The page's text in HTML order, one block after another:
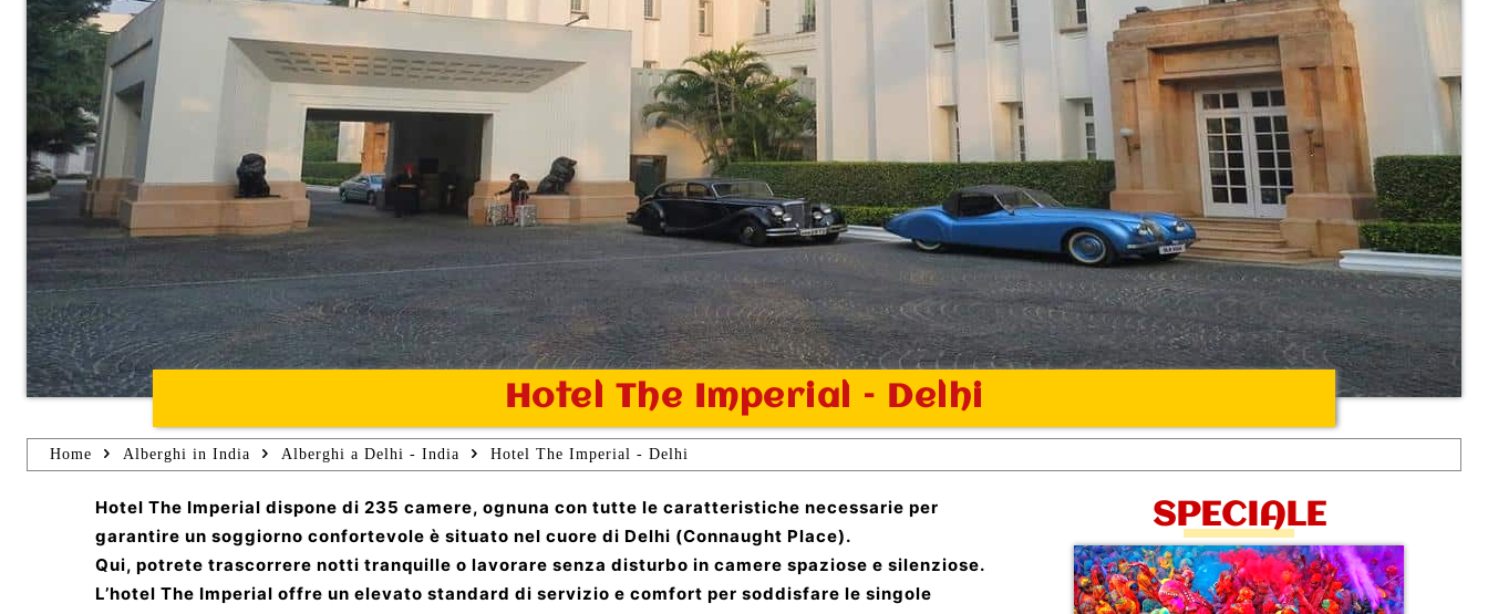
Hotel The Imperial – Delhi
Home Alberghi in India Alberghi a Delhi - India Hotel The Imperial - Delhi
Hotel The Imperial dispone di 235 camere, ognuna con tutte le caratteristiche necessarie per
garantire un soggiorno confortevole è situato nel cuore di Delhi (Connaught Place).
Qui, potrete trascorrere notti tranquille o lavorare senza disturbo in camere spaziose e silenziose.
L’hotel The Imperial offre un elevato standard di servizio e comfort per soddisfare le singole
SPECIALE